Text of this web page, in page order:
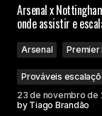
Campos
Comment*
Arsenal x
onde assistir e
Arsenal Premier
Prováveis
23 de novembro de
by Tiago Brandão